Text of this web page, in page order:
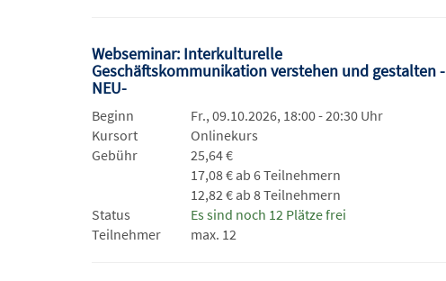
Webseminar: Interkulturelle
Geschäftskommunikation verstehen und gestalten -
NEU-
Beginn
Fr., 09.10.2026, 18:00 - 20:30 Uhr
Kursort
Onlinekurs
Gebühr
25,64 €
17,08 € ab 6 Teilnehmern
12,82 € ab 8 Teilnehmern
Status
Es sind noch 12 Plätze frei
Teilnehmer
max. 12